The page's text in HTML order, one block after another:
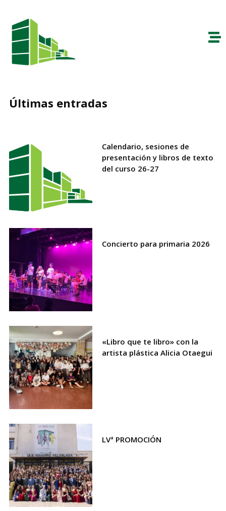
Últimas entradas
Calendario, sesiones de
presentación y libros de texto
del curso 26-27
Concierto para primaria 2026
«Libro que te libro» con la
artista plástica Alicia Otaegui
LVª PROMOCIÓN